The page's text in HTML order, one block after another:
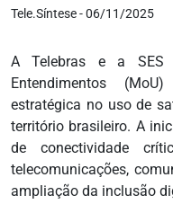
Tele.Síntese - 06/11/2025
A Telebras e a SES
Entendimentos
estratégica no uso de
território brasileiro. A
de conectividade
telecomunicações,
ampliação da inclusão